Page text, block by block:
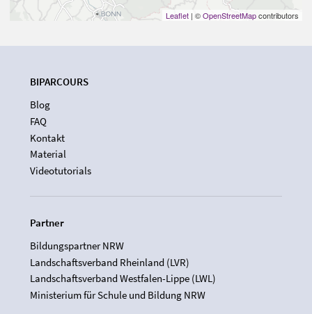
Leaflet | ©OpenStreetMapcontributors
BIPARCOURS
Blog
FAQ
Kontakt
Material
Videotutorials
Partner
Bildungspartner NRW
Landschaftsverband Rheinland (LVR)
Landschaftsverband Westfalen-Lippe (LWL)
Ministerium für Schule und Bildung NRW